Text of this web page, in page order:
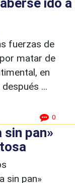
fuerzas de
matar de
en
...
0
sin pan»
sin pan»